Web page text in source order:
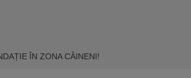
ÎN ZONA CÂINENI!